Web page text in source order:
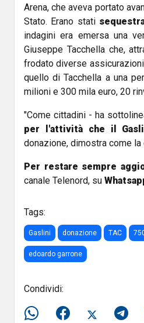
Arena, che aveva portato
Stato. Erano stati
indagini era emersa una
Giuseppe Tacchella che,
frodato diverse
quello di Tacchella a una
milioni e 300 mila euro, 20
"Come cittadini - ha
per l'attività che il
donazione, dimostra come
Per restare sempre
canale Telenord, su
Tags:
Gaslini donazione TAC
edoardo garrone
Condividi: